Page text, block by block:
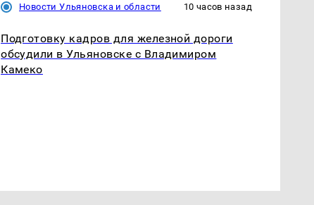
Новости Ульяновска и области 10 часов назад
Подготовку кадров для железной дороги
обсудили в Ульяновске с Владимиром
Камеко